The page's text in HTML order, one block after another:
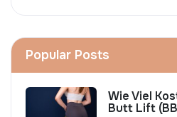
Popular Posts
Wie Viel
Butt Lift